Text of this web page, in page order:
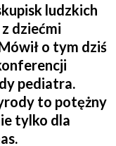
ludzkich
dziećmi
o tym dziś
pediatra.
to potężny
tylko dla